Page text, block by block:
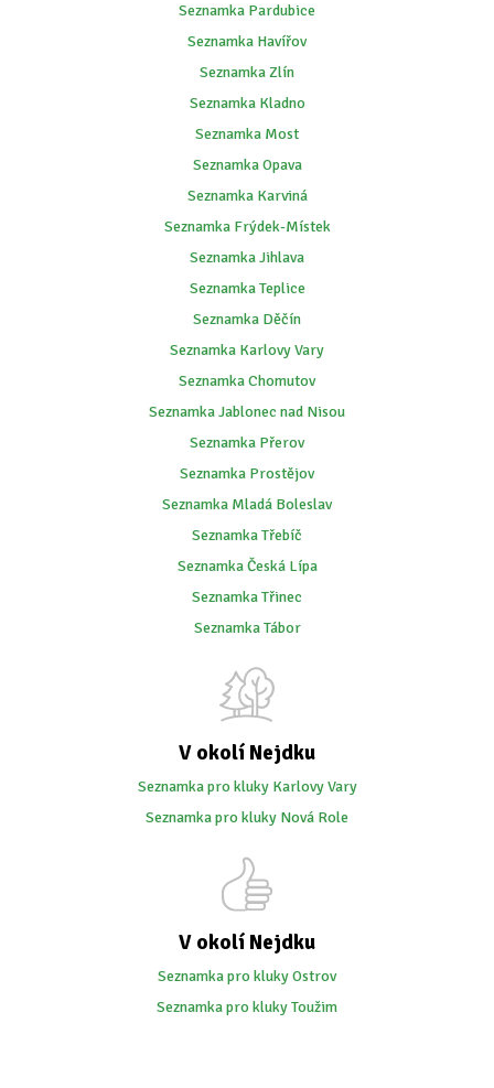
Seznamka Pardubice
Seznamka Havířov
Seznamka Zlín
Seznamka Kladno
Seznamka Most
Seznamka Opava
Seznamka Karviná
Seznamka Frýdek-Místek
Seznamka Jihlava
Seznamka Teplice
Seznamka Děčín
Seznamka Karlovy Vary
Seznamka Chomutov
Seznamka Jablonec nad Nisou
Seznamka Přerov
Seznamka Prostějov
Seznamka Mladá Boleslav
Seznamka Třebíč
Seznamka Česká Lípa
Seznamka Třinec
Seznamka Tábor
V okolí Nejdku
Seznamka pro kluky Karlovy Vary
Seznamka pro kluky Nová Role
V okolí Nejdku
Seznamka pro kluky Ostrov
Seznamka pro kluky Toužim